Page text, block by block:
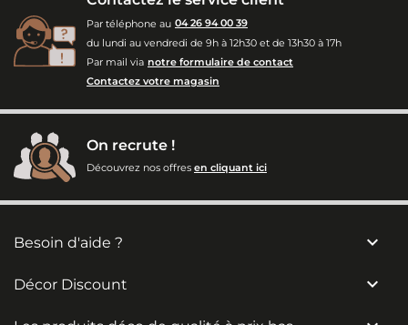
Par téléphone au 04 26 94 00 39
du lundi au vendredi de 9h à 12h30 et de 13h30 à 17h
Par mail via notre formulaire de contact
Contactez votre magasin
On recrute !
Découvrez nos offres en cliquant ici
Besoin d'aide ? 
Décor Discount 